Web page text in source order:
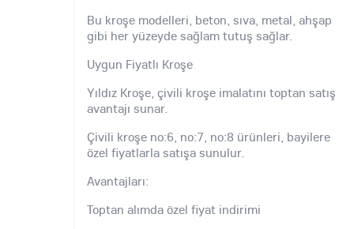
Bu kroşe modelleri, beton, sıva, metal, ahşap
gibi her yüzeyde sağlam tutuş sağlar.
Uygun Fiyatlı Kroşe
Yıldız Kroşe, çivili kroşe imalatını toptan satış
avantajı sunar.
Çivili kroşe no:6, no:7, no:8 ürünleri, bayilere
özel fiyatlarla satışa sunulur.
Avantajları:
Toptan alımda özel fiyat indirimi